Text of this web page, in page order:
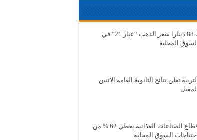
88.7 دينارا سعر الذهب “عيار 21” في
السوق المحلية
التربية تعلن نتائج الثانوية العامة الاثنين
المقبل
قطاع الصناعات الغذائية يغطي 62 % من
احتياجات السوق المحلية